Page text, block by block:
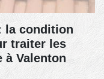
la condition
traiter les
à Valenton